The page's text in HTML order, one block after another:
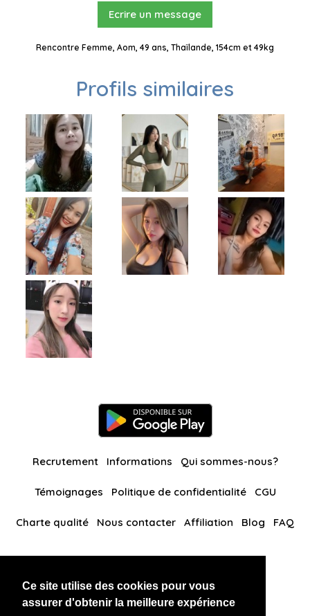
Ce site utilise des cookies pour vous
assurer d'obtenir la meilleure expérience
Ecrire un message
Rencontre Femme, Aom, 49 ans, Thaïlande, 154cm et 49kg
Profils similaires
Recrutement Informations Qui sommes-nous?
Témoignages Politique de confidentialité CGU
Charte qualité Nous contacter Affiliation Blog FAQ
BlackAndBeauties RussianKisses